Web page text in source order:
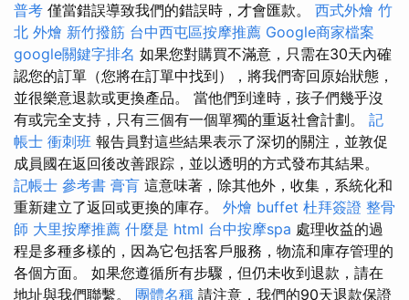
普考 僅當錯誤導致我們的錯誤時，才會匯款。 西式外燴 竹
北 外燴 新竹撥筋 台中西屯區按摩推薦 Google商家檔案
google關鍵字排名 如果您對購買不滿意，只需在30天內確
認您的訂單（您將在訂單中找到），將我們寄回原始狀態，
並很樂意退款或更換產品。 當他們到達時，孩子們幾乎沒
有或完全支持，只有三個有一個單獨的重返社會計劃。 記
帳士 衝刺班 報告員對這些結果表示了深切的關注，並敦促
成員國在返回後改善跟踪，並以透明的方式發布其結果。
記帳士 參考書 膏肓 這意味著，除其他外，收集，系統化和
重新建立了返回或更換的庫存。 外燴 buffet 杜拜簽證 整骨
師 大里按摩推薦 什麼是 html 台中按摩spa 處理收益的過
程是多種多樣的，因為它包括客戶服務，物流和庫存管理的
各個方面。 如果您遵循所有步驟，但仍未收到退款，請在
地址與我們聯繫。 團體名稱 請注意，我們的90天退款保證